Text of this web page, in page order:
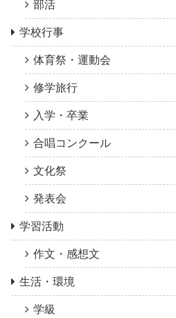
部活
学校行事
体育祭・運動会
修学旅行
入学・卒業
合唱コンクール
文化祭
発表会
学習活動
作文・感想文
生活・環境
学級